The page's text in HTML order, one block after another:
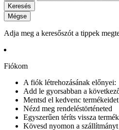
Keresés
Mégse
Adja meg a keresőszót a tippek
Fiókom
A fiók létrehozásának előnyei:
Add le gyorsabban a
Mentsd el kedvenc termékeidet
Nézd meg rendeléstörténeted
Egyszerűen téríts vissza
Kövesd nyomon a szállítmányt